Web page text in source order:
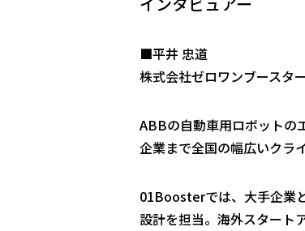
■平井 忠道
株式会社ゼロワンブースタ
ABBの自動車用ロボットの
企業まで全国の幅広いクラ
01Boosterでは、大手企業
設計を担当。海外スタート